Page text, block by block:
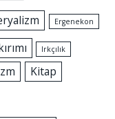
Ergenekon
Irkçılık
Kitap